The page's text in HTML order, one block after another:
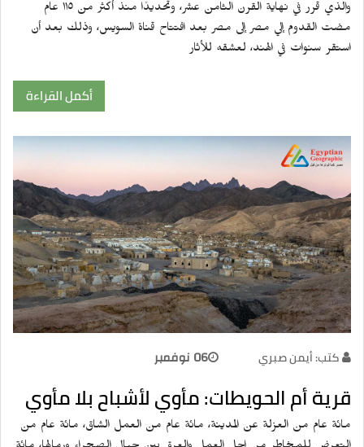
والذي قرر في نهاية القرن الثامن عشر، وتحديدًا منذ أكثر من ١١٥ عام
مضت القدوم إلي مصر إلى مصر بعد افتتاح قناة السويس، وذلك بعد أن
استقر سنوات في الهند، لعشقه للأثار
أكمل القراءة
كتب: أيمن صبري 06 نوفمبر
قرية أم الحويطات: مأوي لأشباح بلا مأوي
مائة عام من العزلة عن المدينة، مائة عام من العمل الشاق، مائة عام من